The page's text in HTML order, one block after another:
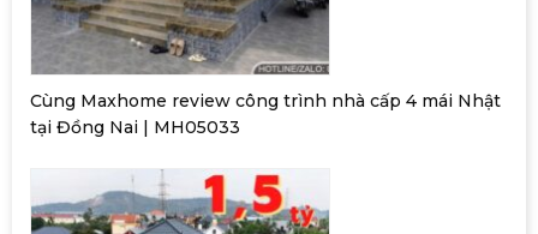
Cùng Maxhome review công trình nhà cấp 4 mái Nhật
tại Đồng Nai | MH05033